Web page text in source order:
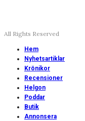
All Rights Reserved
Hem
Nyhetsartiklar
Krönikor
Recensioner
Helgon
Poddar
Butik
Annonsera